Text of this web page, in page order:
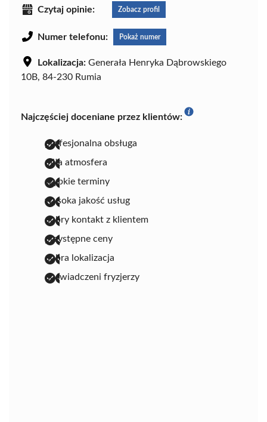
Czytaj opinie: Zobacz profil
Numer telefonu: Pokaż numer
Lokalizacja: Generała Henryka Dąbrowskiego
10B, 84-230 Rumia
Najczęściej doceniane przez klientów:
profesjonalna obsługa
miła atmosfera
szybkie terminy
wysoka jakość usług
dobry kontakt z klientem
przystępne ceny
dobra lokalizacja
doświadczeni fryzjerzy